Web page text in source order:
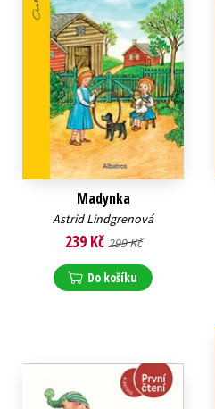
Madynka
Astrid Lindgrenová
239 Kč 299 Kč
Do košíku